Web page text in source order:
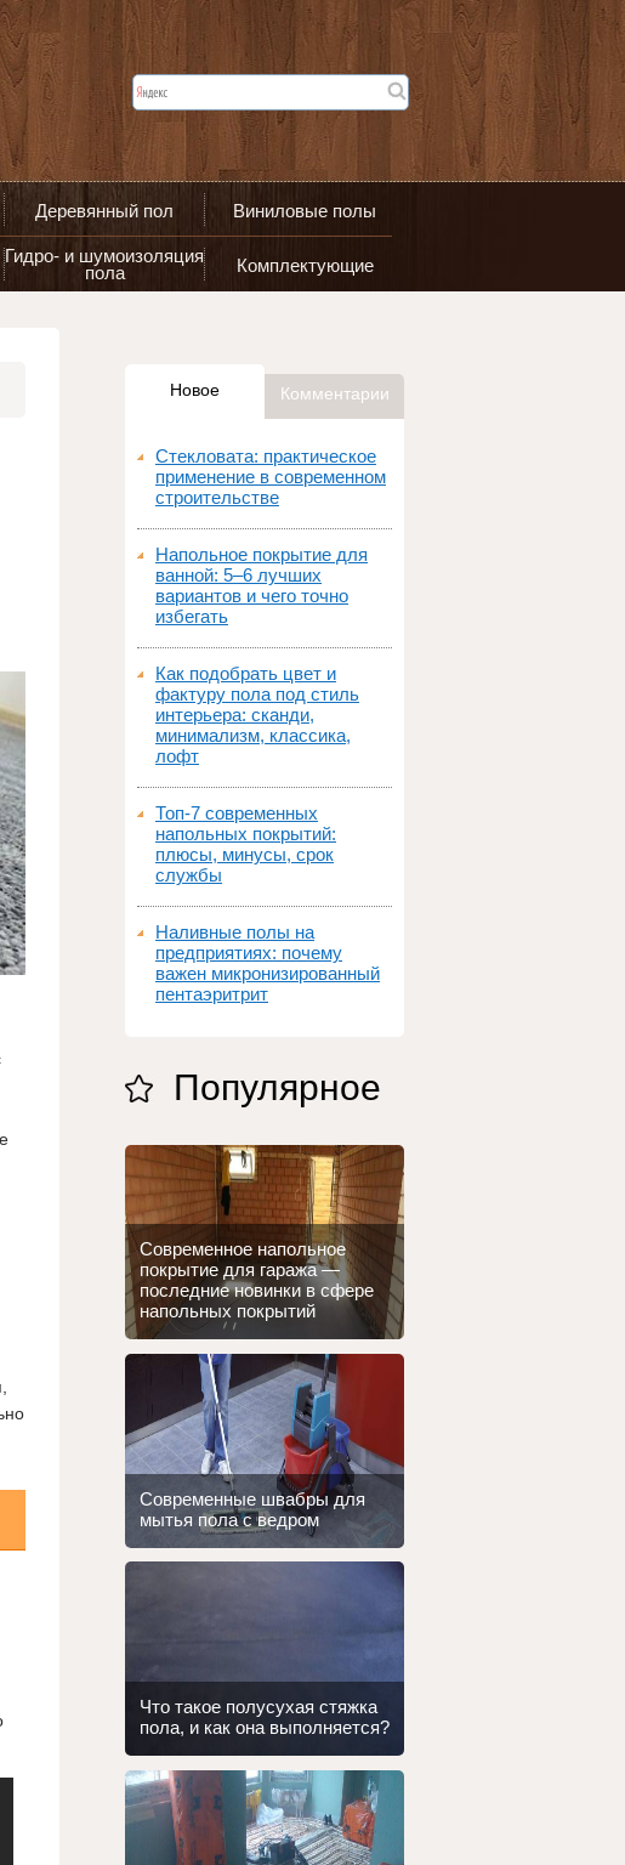
Деревянный пол Виниловые полы
Гидро- и шумоизоляция
пола
Комплектующие
Новое Комментарии
Стекловата: практическое
применение в современном
строительстве
Напольное покрытие для
ванной: 5–6 лучших
вариантов и чего точно
избегать
Как подобрать цвет и
фактуру пола под стиль
интерьера: сканди,
минимализм, классика,
лофт
Топ‑7 современных
напольных покрытий:
плюсы, минусы, срок
службы
Наливные полы на
предприятиях: почему
важен микронизированный
пентаэритрит
Популярное
Современное напольное
покрытие для гаража —
последние новинки в сфере
напольных покрытий
Современные швабры для
мытья пола с ведром
Что такое полусухая стяжка
пола, и как она выполняется?